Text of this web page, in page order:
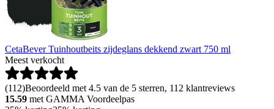
CetaBever Tuinhoutbeits zijdeglans dekkend zwart 750 ml
Meest verkocht
(112)Beoordeeld met 4.5 van de 5 sterren, 112 klantreviews
15.59 met GAMMA Voordeelpas